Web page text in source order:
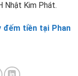
Nhật Kim Phát.
đếm tiền tại Phan